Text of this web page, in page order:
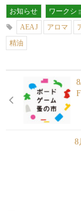
お知らせ ワークシ
AEAJ
アロマ
精油
8